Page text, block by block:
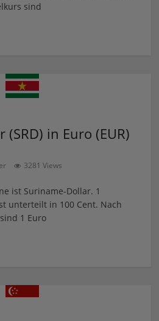
sind
in Euro (EUR)
3281 Views
ist Suriname-Dollar. 1
unterteilt in 100 Cent. Nach
1 Euro